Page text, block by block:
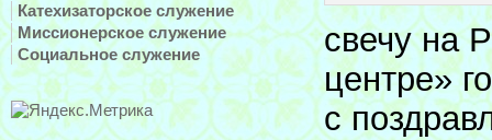
Катехизаторское служение
Миссионерское служение
Социальное служение
свечу на
центре»
с